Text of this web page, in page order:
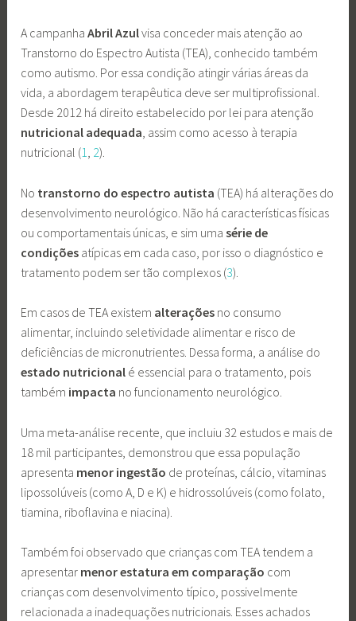
A campanhaAbril Azulvisa conceder mais atenção ao
Transtorno do Espectro Autista (TEA), conhecido também
como autismo. Por essa condição atingir várias áreas da
vida, a abordagem terapêutica deve ser multiprofissional.
Desde 2012 há direito estabelecido por lei para atenção
nutricional adequada, assim como acesso à terapia
nutricional (1, 2).
No transtorno do espectro autista (TEA) há alterações do
desenvolvimento neurológico. Não há características físicas
ou comportamentais únicas, e sim umasérie de
condições atípicas em cada caso, por isso o diagnóstico e
tratamento podem ser tão complexos (3).
Em casos de TEA existem alterações no consumo
alimentar, incluindo seletividade alimentar e risco de
deficiências de micronutrientes. Dessa forma, a análise do
estado nutricional é essencial para o tratamento, pois
também impacta no funcionamento neurológico.
Uma meta-análise recente, que incluiu 32 estudos e mais de
18 mil participantes, demonstrou que essa população
apresenta menor ingestão de proteínas, cálcio, vitaminas
lipossolúveis (como A, D e K) e hidrossolúveis (como folato,
tiamina, riboflavina e niacina).
Também foi observado que crianças com TEA tendem a
apresentar menorestatura em comparação com
crianças com desenvolvimento típico, possivelmente
relacionada a inadequações nutricionais. Esses achados